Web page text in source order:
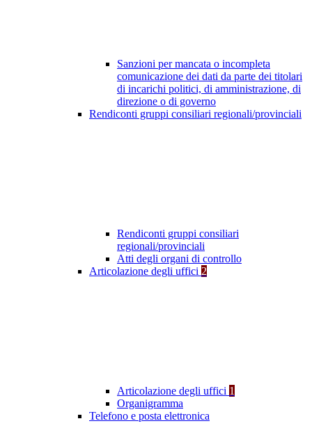
Sanzioni per mancata o incompleta
comunicazione dei dati da parte dei titolari
di incarichi politici, di amministrazione, di
direzione o di governo
Rendiconti gruppi consiliari regionali/provinciali
Rendiconti gruppi consiliari
regionali/provinciali
Atti degli organi di controllo
Articolazione degli uffici 2
Articolazione degli uffici 1
Organigramma
Telefono e posta elettronica